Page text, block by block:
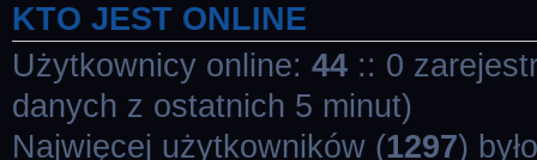
KTO JEST ONLINE
Użytkownicy online: 44 :: 0
danych z ostatnich 5 minut)
Najwięcej użytkowników (1297)